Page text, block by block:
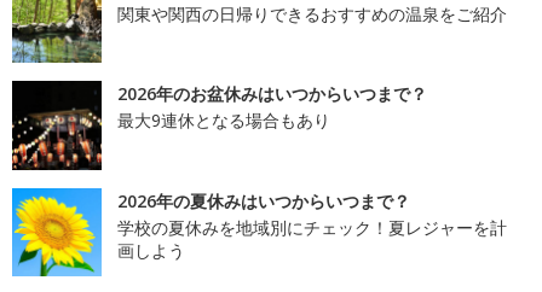
関東や関西の日帰りできるおすすめの温泉をご紹介
2026年のお盆休みはいつからいつまで？
最大9連休となる場合もあり
2026年の夏休みはいつからいつまで？
学校の夏休みを地域別にチェック！夏レジャーを計
画しよう